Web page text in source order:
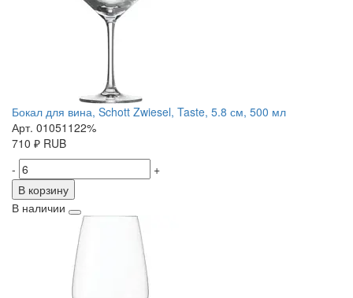
Бокал для вина, Schott Zwiesel, Taste, 5.8 см, 500 мл
Арт. 01051122%
710 ₽ RUB
-
+
В корзину
В наличии